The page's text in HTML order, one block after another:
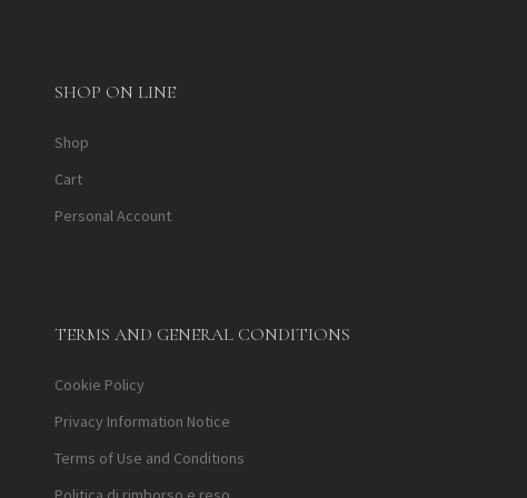
SHOP ON LINE
Shop
Cart
Personal Account
TERMS AND GENERAL CONDITIONS
Cookie Policy
Privacy Information Notice
Terms of Use and Conditions